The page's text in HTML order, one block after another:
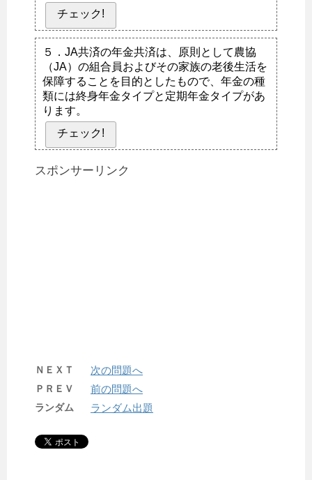
チェック!
５．JA共済の年金共済は、原則として農協
（JA）の組合員およびその家族の老後生活を
保障することを目的としたもので、年金の種
類には終身年金タイプと定期年金タイプがあ
ります。
チェック!
スポンサーリンク
ＮＥＸＴ 次の問題へ
ＰＲＥＶ 前の問題へ
ランダム ランダム出題